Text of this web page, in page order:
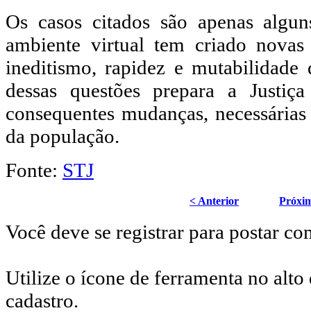
Os casos citados são apenas
ambiente virtual tem criado
ineditismo, rapidez e mutabilidade
dessas questões prepara a
consequentes mudanças,
da população.
Fonte: STJ
< Anterior
Você deve se registrar para postar
Utilize o ícone de ferramenta no alto
cadastro.